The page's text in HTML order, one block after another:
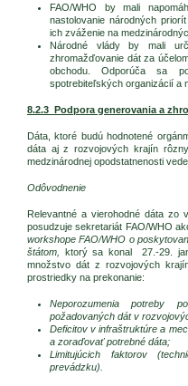
FAO/WHO by mali
nastolovanie národných
ich zváženie na
Národné vlády by mali
zhromažďovanie dát za
obchodu. Odporúča sa
spotrebiteľských organizácií a
8.2.3 Podpora generovania a
Dáta, ktoré budú hodnotené
dáta aj z rozvojových krajín
medzinárodnej opodstatnenosti
Odôvodnenie
Relevantné a vierohodné dáta
posudzuje sekretariát FAO/WHO
workshope FAO/WHO o
štátom,
ktorý sa konal 27.-29.
množstvo dát z rozvojových
prostriedky na prekonanie:
Neporozumenia potreby
požadovaných dát v
Deficitov v infraštruktúre a
a zoraďovať potrebné dáta;
Limitujúcich faktorov
prevádzku).